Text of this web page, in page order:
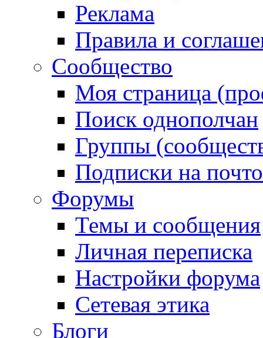
Реклама
Правила и
Сообщество
Моя страница
Поиск однополчан
Группы
Подписки на
Форумы
Темы и сообщения
Личная переписка
Настройки форума
Сетевая этика
Блоги